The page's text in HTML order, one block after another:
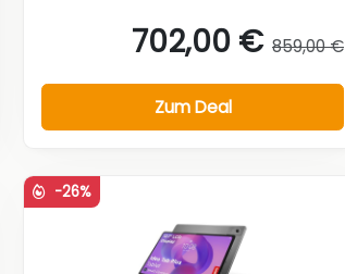
702,00 € 859,00 €
Zum Deal
-26%